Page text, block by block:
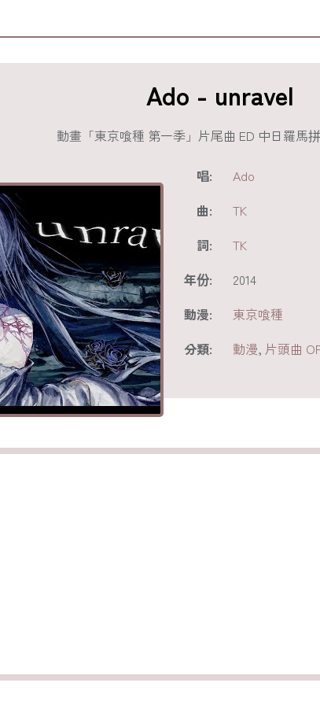
Ado - unravel
動畫「東京喰種 第一季」
唱:
Ado
曲:
TK
詞:
TK
年份:
2014
動漫:
東京喰種
分類:
動漫, 片頭曲